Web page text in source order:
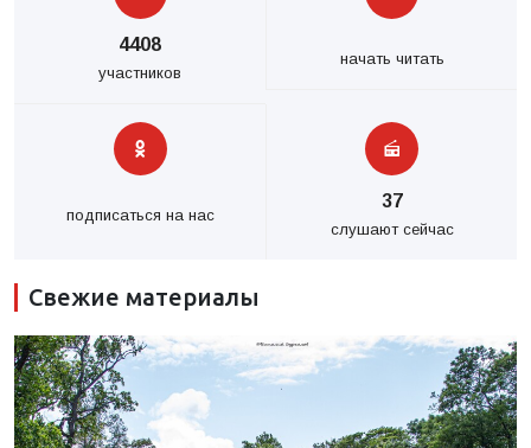
4408
участников
начать читать
подписаться на нас
37
слушают сейчас
Свежие материалы